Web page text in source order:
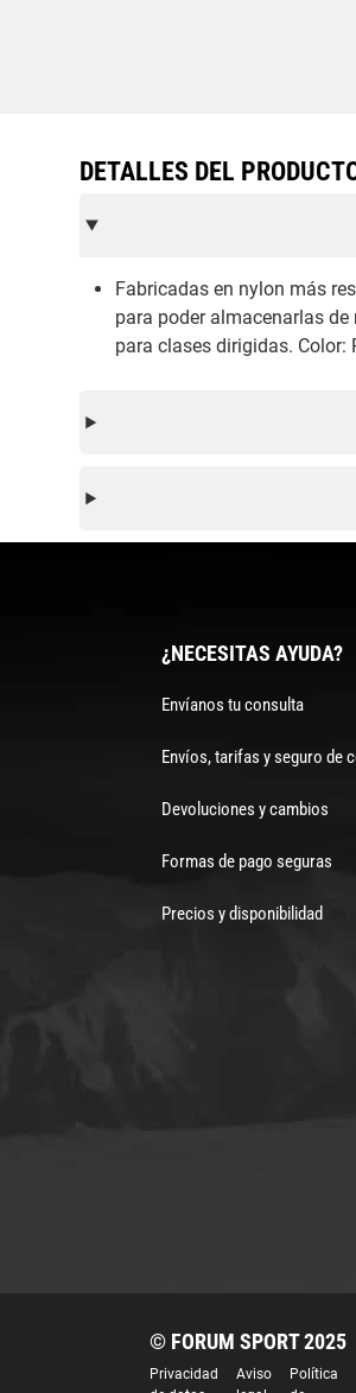
DETALLES DEL
Fabricadas en nylon más
para poder almacenarlas
para clases dirigidas. Color:
¿NECESITAS AYUDA?
Envíanos tu consulta
Envíos, tarifas y seguro de
Devoluciones y cambios
Formas de pago seguras
Precios y disponibilidad
© FORUM SPORT 2025
Privacidad
Aviso
Política